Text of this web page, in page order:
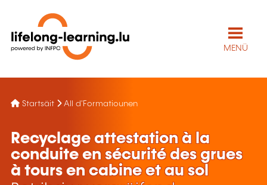
MENÜ
Startsäit All d'Formatiounen
Recyclage attestation à la
conduite en sécurité des grues
à tours en cabine et au sol